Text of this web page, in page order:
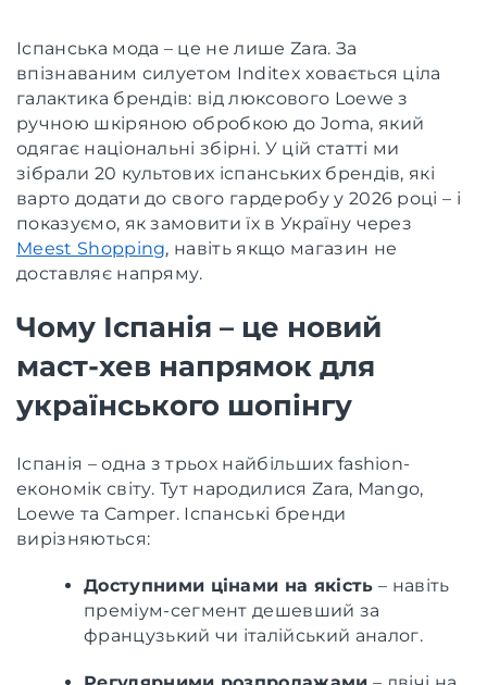
Іспанська мода – це не лише Zara. За
впізнаваним силуетом Inditex ховається ціла
галактика брендів: від люксового Loewe з
ручною шкіряною обробкою до Joma, який
одягає національні збірні. У цій статті ми
зібрали 20 культових іспанських брендів, які
варто додати до свого гардеробу у 2026 році – і
показуємо, як замовити їх в Україну через
Meest Shopping, навіть якщо магазин не
доставляє напряму.
Чому Іспанія – це новий
маст-хев напрямок для
українського шопінгу
Іспанія – одна з трьох найбільших fashion-
економік світу. Тут народилися Zara, Mango,
Loewe та Camper. Іспанські бренди
вирізняються:
Доступними цінами на якість – навіть
преміум-сегмент дешевший за
французький чи італійський аналог.